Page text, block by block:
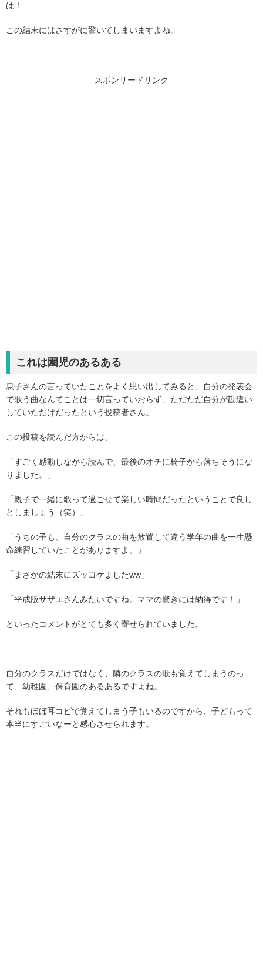
は！
この結末にはさすがに驚いてしまいますよね。
スポンサードリンク
これは園児のあるある
息子さんの言っていたことをよく思い出してみると、自分の発表会
で歌う曲なんてことは一切言っていおらず、ただただ自分が勘違い
していただけだったという投稿者さん。
この投稿を読んだ方からは、
「すごく感動しながら読んで、最後のオチに椅子から落ちそうにな
りました。」
「親子で一緒に歌って過ごせて楽しい時間だったということで良し
としましょう（笑）」
「うちの子も、自分のクラスの曲を放置して違う学年の曲を一生懸
命練習していたことがありますよ。」
「まさかの結末にズッコケましたww」
「平成版サザエさんみたいですね。ママの驚きには納得です！」
といったコメントがとても多く寄せられていました。
自分のクラスだけではなく、隣のクラスの歌も覚えてしまうのっ
て、幼稚園、保育園のあるあるですよね。
それもほぼ耳コピで覚えてしまう子もいるのですから、子どもって
本当にすごいなーと感心させられます。